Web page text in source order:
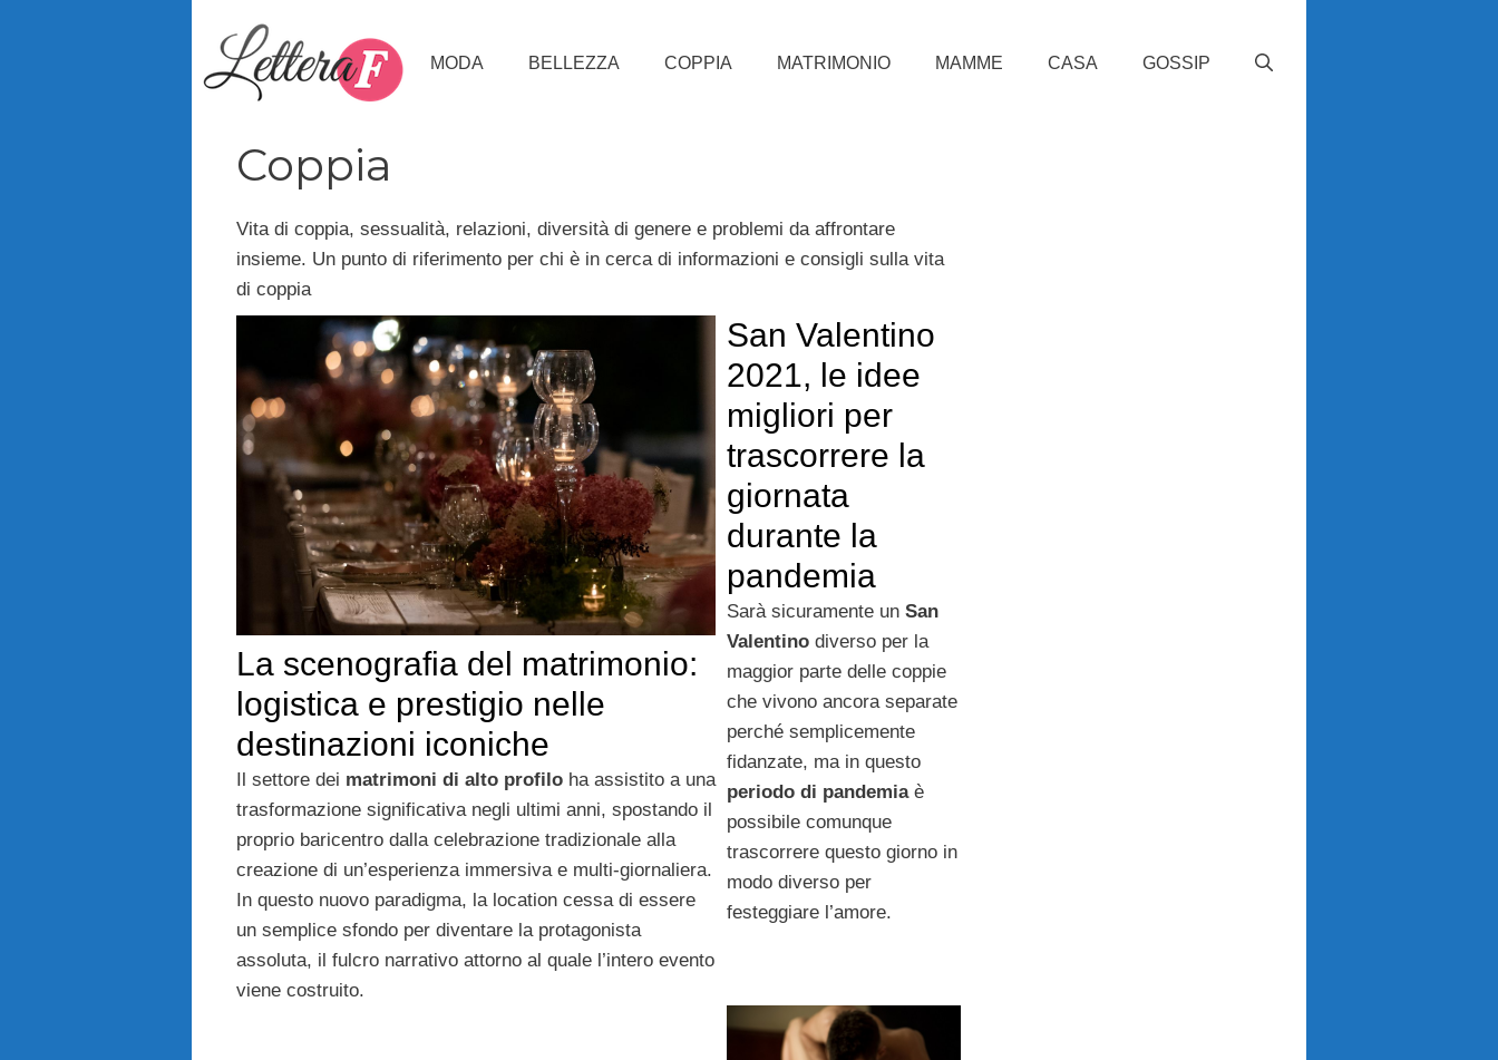
MODA BELLEZZA COPPIA MATRIMONIO MAMME CASA GOSSIP
Coppia
Vita di coppia, sessualità, relazioni, diversità di genere e problemi da affrontare
insieme. Un punto di riferimento per chi è in cerca di informazioni e consigli sulla vita
di coppia
La scenografia del matrimonio:
logistica e prestigio nelle
destinazioni iconiche
Il settore dei matrimoni di alto profilo ha assistito a una
trasformazione significativa negli ultimi anni, spostando il
proprio baricentro dalla celebrazione tradizionale alla
creazione di un’esperienza immersiva e multi-giornaliera.
In questo nuovo paradigma, la location cessa di essere
un semplice sfondo per diventare la protagonista
assoluta, il fulcro narrativo attorno al quale l’intero evento
viene costruito.
San Valentino
2021, le idee
migliori per
trascorrere la
giornata
durante la
pandemia
Sarà sicuramente un San
Valentinodiverso per la
maggior parte delle coppie
che vivono ancora separate
perché semplicemente
fidanzate, ma in questo
periodo di pandemiaè
possibile comunque
trascorrere questo giorno in
modo diverso per
festeggiare l’amore.